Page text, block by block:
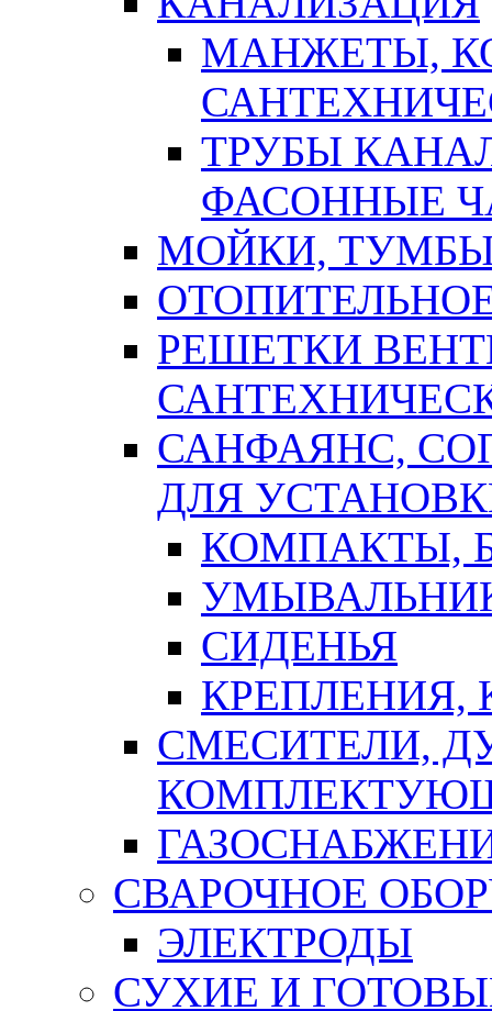
МАНЖЕТЫ,
ТРУБЫ
ФАСОННЫЕ
МОЙКИ,
РЕШЕТКИ
САНФАЯНС,
ДЛЯ
КОМПАКТЫ,
СИДЕНЬЯ
СМЕСИТЕЛИ,
СВАРОЧНОЕ
ЭЛЕКТРОДЫ
СУХИЕ И